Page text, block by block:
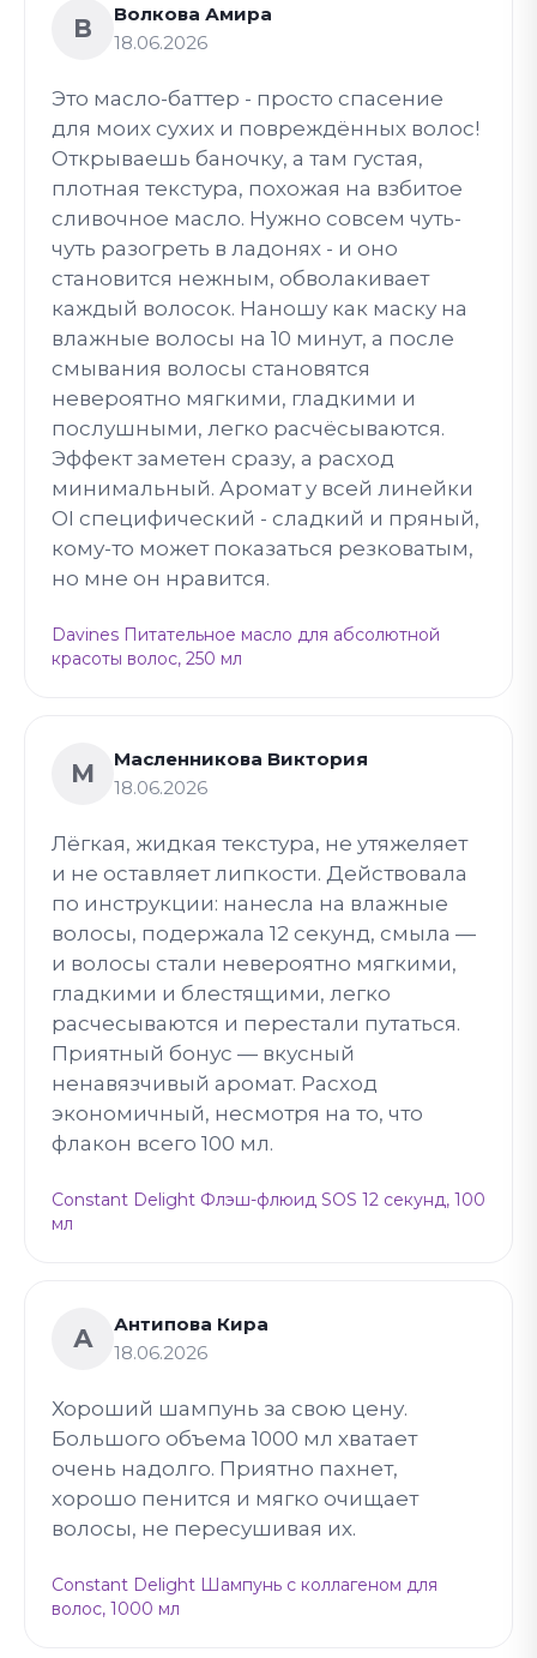
В
Волкова Амира
18.06.2026
Это масло-баттер - просто спасение
для моих сухих и повреждённых волос!
Открываешь баночку, а там густая,
плотная текстура, похожая на взбитое
сливочное масло. Нужно совсем чуть-
чуть разогреть в ладонях - и оно
становится нежным, обволакивает
каждый волосок. Наношу как маску на
влажные волосы на 10 минут, а после
смывания волосы становятся
невероятно мягкими, гладкими и
послушными, легко расчёсываются.
Эффект заметен сразу, а расход
минимальный. Аромат у всей линейки
OI специфический - сладкий и пряный,
кому-то может показаться резковатым,
но мне он нравится.
Davines Питательное масло для абсолютной
красоты волос, 250 мл
М
Масленникова Виктория
18.06.2026
Лёгкая, жидкая текстура, не утяжеляет
и не оставляет липкости. Действовала
по инструкции: нанесла на влажные
волосы, подержала 12 секунд, смыла —
и волосы стали невероятно мягкими,
гладкими и блестящими, легко
расчесываются и перестали путаться.
Приятный бонус — вкусный
ненавязчивый аромат. Расход
экономичный, несмотря на то, что
флакон всего 100 мл.
Constant Delight Флэш-флюид SOS 12 секунд, 100
мл
А
Антипова Кира
18.06.2026
Хороший шампунь за свою цену.
Большого объема 1000 мл хватает
очень надолго. Приятно пахнет,
хорошо пенится и мягко очищает
волосы, не пересушивая их.
Constant Delight Шампунь с коллагеном для
волос, 1000 мл